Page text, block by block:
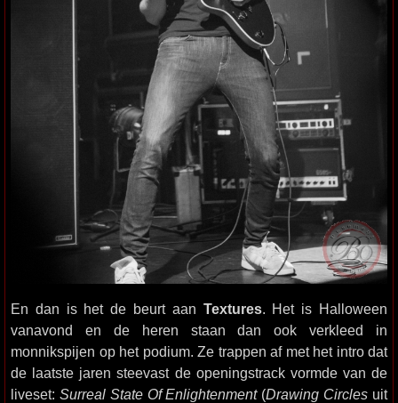
En dan is het de beurt aan Textures. Het is Halloween
vanavond en de heren staan dan ook verkleed in
monnikspijen op het podium. Ze trappen af met het intro dat
de laatste jaren steevast de openingstrack vormde van de
liveset: Surreal State Of Enlightenment(Drawing Circles uit